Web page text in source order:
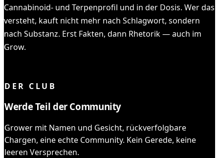
Cannabinoid- und Terpenprofil und in der Dosis. Wer das
versteht, kauft nicht mehr nach Schlagwort, sondern
nach Substanz. Erst Fakten, dann Rhetorik — auch im
Grow.
DER CLUB
Werde Teil der Community
Grower mit Namen und Gesicht, rückverfolgbare
Chargen, eine echte Community. Kein Gerede, keine
leeren Versprechen.